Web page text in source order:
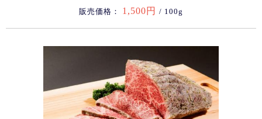
販売価格： 1,500円 / 100g